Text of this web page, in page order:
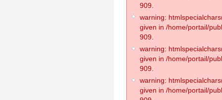
909.
warning:
given in /home/portail/
909.
warning:
given in /home/portail/
909.
warning:
given in /home/portail/